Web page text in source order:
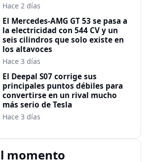
Hace 2 días
El Mercedes-AMG GT 53 se pasa a
la electricidad con 544 CV y un
seis cilindros que solo existe en
los altavoces
Hace 3 días
El Deepal S07 corrige sus
principales puntos débiles para
convertirse en un rival mucho
más serio de Tesla
Hace 3 días
momento